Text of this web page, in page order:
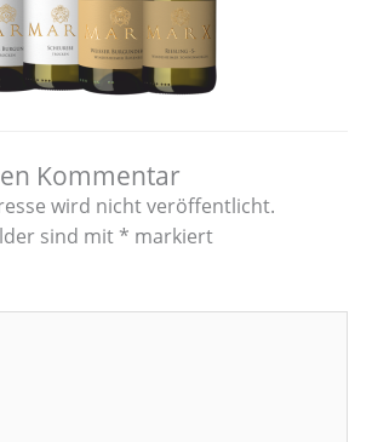
Kommentar
wird nicht veröffentlicht.
sind mit * markiert